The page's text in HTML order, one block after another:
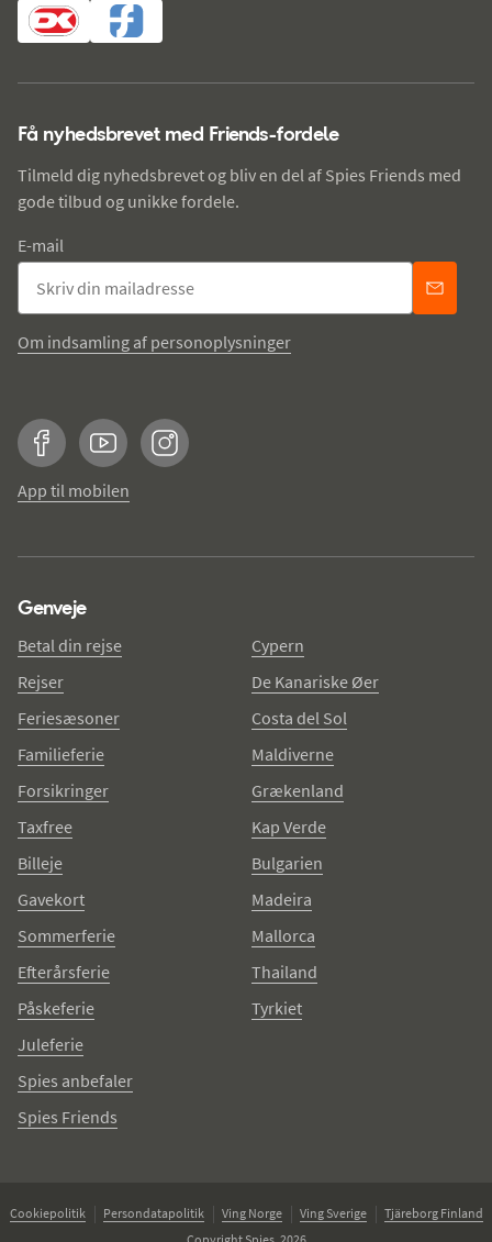
Få nyhedsbrevet med Friends-fordele
Tilmeld dig nyhedsbrevet og bliv en del af Spies Friends med
gode tilbud og unikke fordele.
E-mail
Om indsamling af personoplysninger
FacebookYouTubeInstagram
App til mobilen
Genveje
Betal din rejse
Rejser
Feriesæsoner
Familieferie
Forsikringer
Taxfree
Billeje
Gavekort
Sommerferie
Efterårsferie
Påskeferie
Juleferie
Spies anbefaler
Spies Friends
Cypern
De Kanariske Øer
Costa del Sol
Maldiverne
Grækenland
Kap Verde
Bulgarien
Madeira
Mallorca
Thailand
Tyrkiet
Cookiepolitik Persondatapolitik Ving Norge Ving Sverige
Tjäreborg Finland